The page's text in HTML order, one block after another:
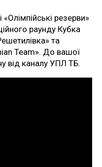
«Олімпійські резерви»
раунду Кубка
та
Team». До вашої
від каналу УПЛ ТБ.